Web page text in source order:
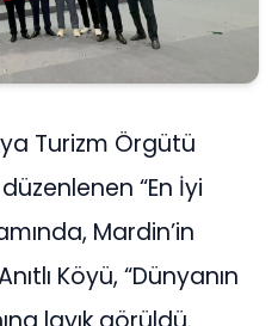
Turizm Örgütü
“En İyi
Mardin’in
Köyü, “Dünyanın